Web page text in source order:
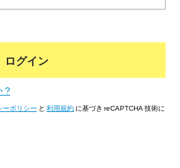
ログイン
?
ーポリシー と 利用規約に基づき reCAPTCHA 技術に